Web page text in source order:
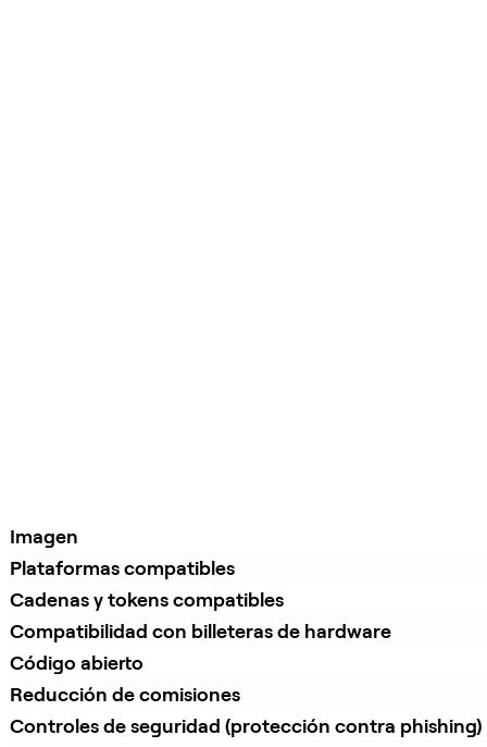
Imagen
Plataformas compatibles
Cadenas y tokens compatibles
Compatibilidad con billeteras de hardware
Código abierto
Reducción de comisiones
Controles de seguridad (protección contra phishing)